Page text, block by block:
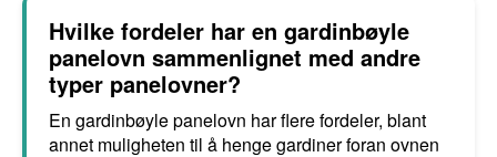
Hvilke fordeler har en gardinbøyle
panelovn sammenlignet med andre
typer panelovner?
En gardinbøyle panelovn har flere fordeler, blant
annet muligheten til å henge gardiner foran ovnen